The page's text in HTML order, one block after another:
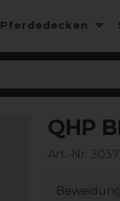
Pferdedecken
QHP
Art.-Nr: